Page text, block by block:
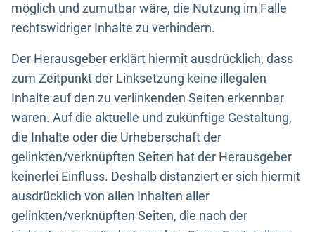
möglich und zumutbar wäre, die Nutzung im Falle
rechtswidriger Inhalte zu verhindern.
Der Herausgeber erklärt hiermit ausdrücklich, dass
zum Zeitpunkt der Linksetzung keine illegalen
Inhalte auf den zu verlinkenden Seiten erkennbar
waren. Auf die aktuelle und zukünftige Gestaltung,
die Inhalte oder die Urheberschaft der
gelinkten/verknüpften Seiten hat der Herausgeber
keinerlei Einfluss. Deshalb distanziert er sich hiermit
ausdrücklich von allen Inhalten aller
gelinkten/verknüpften Seiten, die nach der